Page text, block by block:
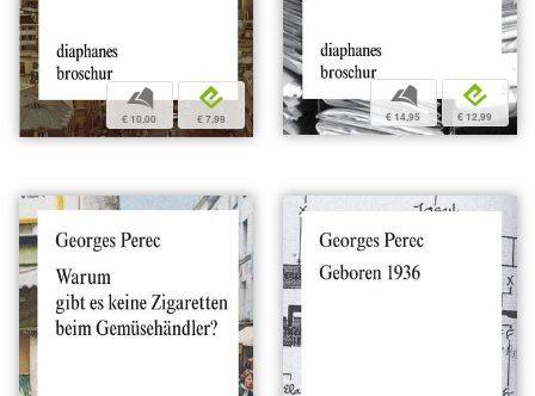
b
€ 10,00
e
€ 7,99
b
€ 14,95
e
€ 12,99